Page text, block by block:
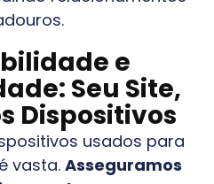
e
Seu Site,
Dispositivos
usados para
vasta. Asseguramos